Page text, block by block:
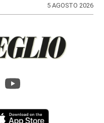
5 AGOSTO 2026